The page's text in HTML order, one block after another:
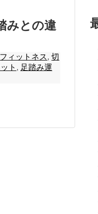
みとの違
フィットネス,切
ト , 足踏み運